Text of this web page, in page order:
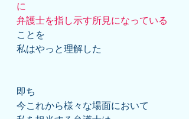
に
弁護士を指し示す所見になっている
ことを
私はやっと理解した
即ち
今これから様々な場面において